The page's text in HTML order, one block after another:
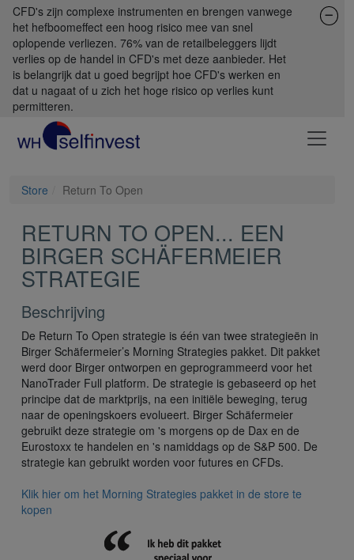
CFD's zijn complexe instrumenten en brengen vanwege
het hefboomeffect een hoog risico mee van snel
oplopende verliezen. 76% van de retailbeleggers lijdt
verlies op de handel in CFD's met deze aanbieder. Het
is belangrijk dat u goed begrijpt hoe CFD's werken en
dat u nagaat of u zich het hoge risico op verlies kunt
permitteren.
Store Return To Open
RETURN TO OPEN... EEN
BIRGER SCHÄFERMEIER
STRATEGIE
Beschrijving
De Return To Open strategie is één van twee strategieën in
Birger Schäfermeier’s Morning Strategies pakket. Dit pakket
werd door Birger ontworpen en geprogrammeerd voor het
NanoTrader Full platform. De strategie is gebaseerd op het
principe dat de marktprijs, na een initiële beweging, terug
naar de openingskoers evolueert. Birger Schäfermeier
gebruikt deze strategie om 's morgens op de Dax en de
Eurostoxx te handelen en 's namiddags op de S&P 500. De
strategie kan gebruikt worden voor futures en CFDs.
Klik hier om het Morning Strategies pakket in de store te
kopen